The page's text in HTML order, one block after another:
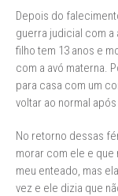
Depois do
guerra judicial com a
filho tem 13 anos e
com a avó materna.
para casa com um
voltar ao normal
No retorno dessas
morar com ele e que
meu enteado, mas
vez e ele dizia que